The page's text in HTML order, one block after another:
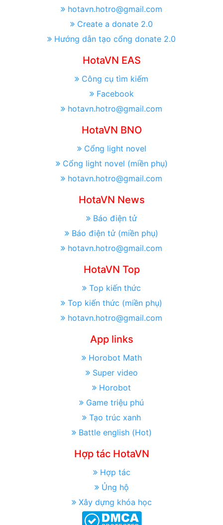
hotavn.hotro@gmail.com
Create a donate 2.0
Hướng dẫn tạo cổng donate 2.0
HotaVN EAS
Công cụ tìm kiếm
Facebook
hotavn.hotro@gmail.com
HotaVN BNO
Cổng light novel
Cổng light novel (miền phụ)
hotavn.hotro@gmail.com
HotaVN News
Báo điện tử
Báo điện tử (miền phụ)
hotavn.hotro@gmail.com
HotaVN Top
Top kiến thức
Top kiến thức (miền phụ)
hotavn.hotro@gmail.com
App links
Horobot Math
Super video
Horobot
Game triệu phú
Tạo trúc xanh
Battle english (Hot)
Hợp tác HotaVN
Hợp tác
Ủng hộ
Xây dựng khóa học